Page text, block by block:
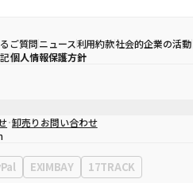
ご質問ニュース利用約款社会的企業の活動
個人情報保護方針
路513、3階(三成洞、coex)
卸売りお問い合わせ
EXIMBAY 17TRACK